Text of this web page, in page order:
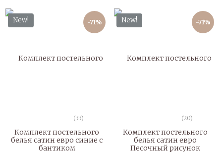
New! -71%
(33)
Комплект постельного
белья сатин евро синие с
бантиком
New! -71%
(20)
Комплект постельного
белья сатин евро
Песочный рисунок